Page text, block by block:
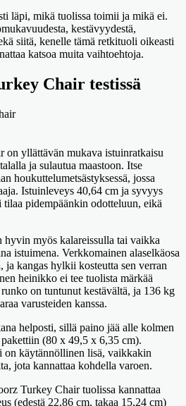
läpi, mikä tuolissa toimii ja mikä ei.
kestävyydestä,
siitä, kenelle tämä retkituoli oikeasti
katsoa muita vaihtoehtoja.
Chair testissä
on yllättävän mukava istuinratkaisu
ja sulautua maastoon. Itse
houkuttelumetsästyksessä, jossa
Istuinleveys 40,64 cm ja syvyys
pidempäänkin odotteluun, eikä
myös kalareissulla tai vaikka
istuimena. Verkkomainen alaselkäosa
ja kangas hylkii kosteutta sen verran
heinikko ei tee tuolista märkää
runko on tuntunut kestävältä, ja 136 kg
varusteiden kanssa.
helposti, sillä paino jää alle kolmen
(80 x 49,5 x 6,35 cm).
on käytännöllinen lisä, vaikkakin
jota kannattaa kohdella varoen.
Turkey Chair tuolissa kannattaa
(edestä 22,86 cm, takaa 15,24 cm)